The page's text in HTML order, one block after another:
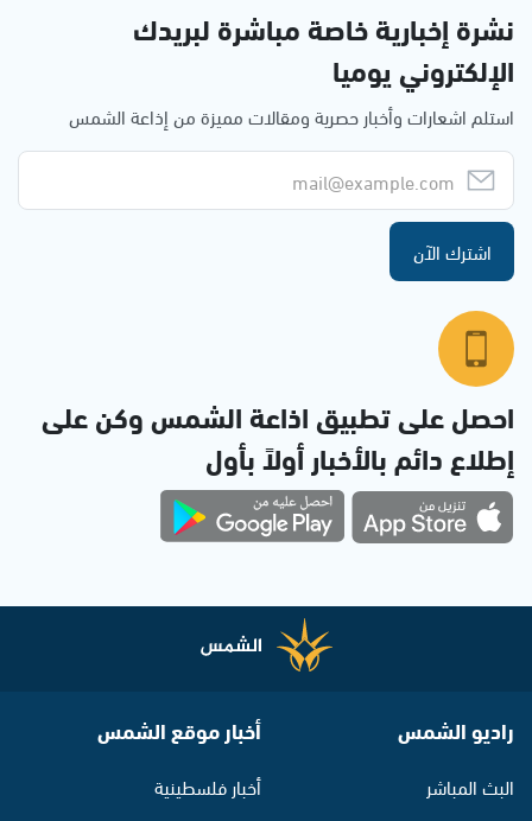
نشرة إخبارية خاصة مباشرة لبريدك
الإلكتروني يوميا
استلم اشعارات وأخبار حصرية ومقالات مميزة من إذاعة الشمس
اشترك الآن
احصل على تطبيق اذاعة الشمس وكن على
إطلاع دائم بالأخبار أولاً بأول
راديو الشمس
البث المباشر
أخبار موقع الشمس
أخبار فلسطينية